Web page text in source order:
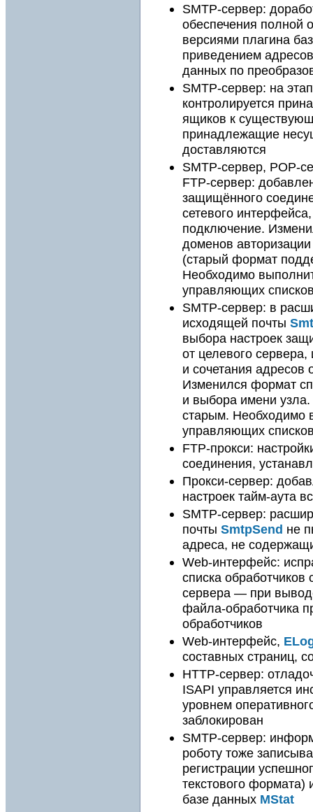
SMTP-сервер:
обеспечения полной
версиями плагина
приведением
данных по
SMTP-сервер: на
контролируется
ящиков к
принадлежащие
доставляются
SMTP-сервер, POP-
FTP-сервер:
защищённого
сетевого
подключение.
доменов
(старый формат
Необходимо
управляющих
SMTP-сервер: в
исходящей почты
выбора настроек
от целевого сервера,
и сочетания адресов
Изменился формат
и выбора имени
старым. Необходимо
управляющих
FTP-прокси:
соединения,
Прокси-сервер:
настроек тайм-аута
SMTP-сервер:
почты SmtpSend не
адреса, не
Web-интерфейс:
списка обработчиков
сервера — при
файла-обработчика
обработчиков
Web-интерфейс,
составных страниц,
HTTP-сервер:
ISAPI управляется
уровнем
заблокирован
SMTP-сервер:
роботу тоже
регистрации
текстового формата)
базе данных MStat